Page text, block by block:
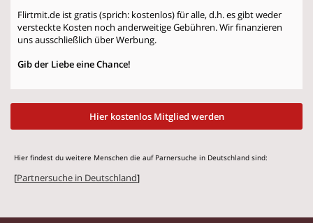
Flirtmit.de ist gratis (sprich: kostenlos) für alle, d.h. es gibt weder
versteckte Kosten noch anderweitige Gebühren. Wir finanzieren
uns ausschließlich über Werbung.
Gib der Liebe eine Chance!
Hier kostenlos Mitglied werden
Hier findest du weitere Menschen die auf Parnersuche in Deutschland sind:
[Partnersuche in Deutschland]